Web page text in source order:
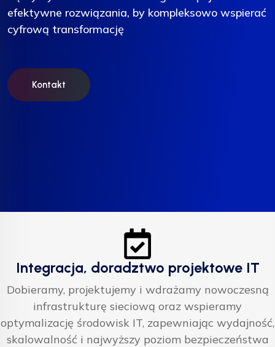
efektywne rozwiązania, by kompleksowo wspierać
cyfrową transformację
Kontakt
efektywne rozwiązania, by kompleksowo wspierać
cyfrową transformację
Kontakt
efektywne rozwiązania, by kompleksowo wspierać
cyfrową transformację
Kontakt
Integracja, doradztwo projektowe IT
Dobieramy, projektujemy i wdrażamy nowoczesną
infrastrukturę sieciową oraz wspieramy
optymalizację środowisk IT, zapewniając wydajność,
skalowalność i najwyższy poziom bezpieczeństwa